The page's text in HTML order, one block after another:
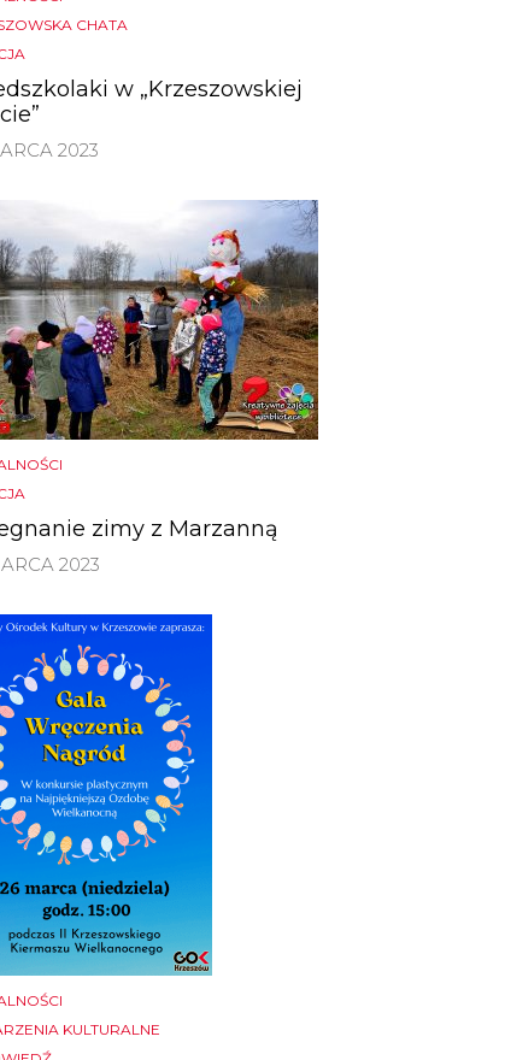
CHATA
w „Krzeszowskiej
2023
zimy z Marzanną
2023
KULTURALNE